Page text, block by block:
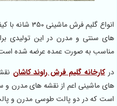
انواع گلیم فرش
سنتی و مدرن در این تولیدی
به صورت عمده عرضه شده است.
کارخانه گلیم فرش راوند کاشان
ماشینی اعم از نقشه های مدرن و
که در دو پالت طوسی مدرن و پالت